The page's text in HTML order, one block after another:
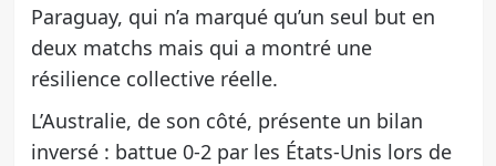
Paraguay, qui n’a marqué qu’un seul but en
deux matchs mais qui a montré une
résilience collective réelle.
L’Australie, de son côté, présente un bilan
inversé : battue 0-2 par les États-Unis lors de